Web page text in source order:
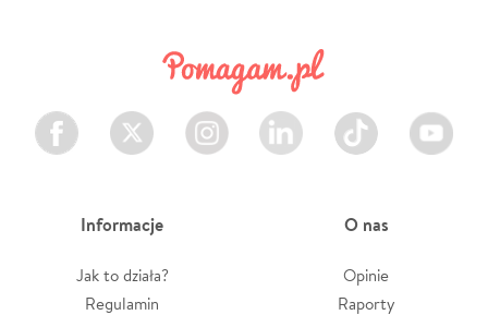
Facebook Twitter Instagram LinkedIn TikTok Youtube
Informacje
Jak to działa?
Regulamin
O nas
Opinie
Raporty